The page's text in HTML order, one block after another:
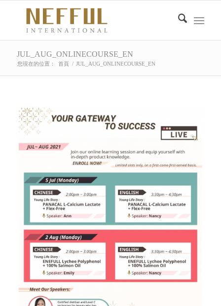
JUL_AUG_ONLINECOURSE_EN
您現在的位置： 首頁 / JUL_AUG_ONLINECOURSE_EN